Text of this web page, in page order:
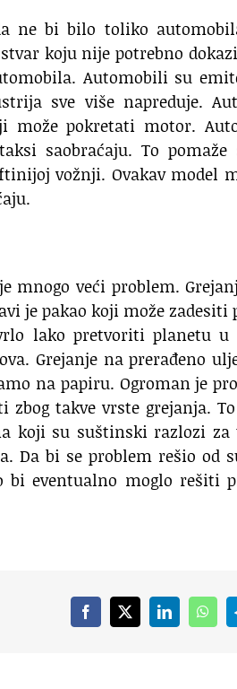
ne bi bilo toliko
koju nije potrebno
Automobili su
sve više napreduje.
može pokretati motor.
saobraćaju. To pomaže
vožnji. Ovakav model
mnogo veći problem.
je pakao koji može zadesiti
lako pretvoriti planetu u
Grejanje na prerađeno
na papiru. Ogroman je
zbog takve vrste grejanja.
koji su suštinski razlozi za
Da bi se problem rešio od
bi eventualno moglo rešiti
Facebook
X LinkedIn